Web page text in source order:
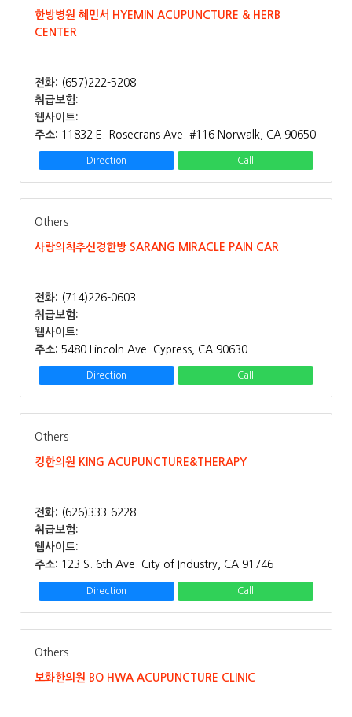
한방병원 혜민서 HYEMIN ACUPUNCTURE & HERB
CENTER
전화: (657)222-5208
취급보험:
웹사이트:
주소: 11832 E. Rosecrans Ave. #116 Norwalk, CA 90650
Direction Call
Others
사랑의척추신경한방 SARANG MIRACLE PAIN CAR
전화: (714)226-0603
취급보험:
웹사이트:
주소: 5480 Lincoln Ave. Cypress, CA 90630
Direction Call
Others
킹한의원 KING ACUPUNCTURE&THERAPY
전화: (626)333-6228
취급보험:
웹사이트:
주소: 123 S. 6th Ave. City of Industry, CA 91746
Direction Call
Others
보화한의원 BO HWA ACUPUNCTURE CLINIC